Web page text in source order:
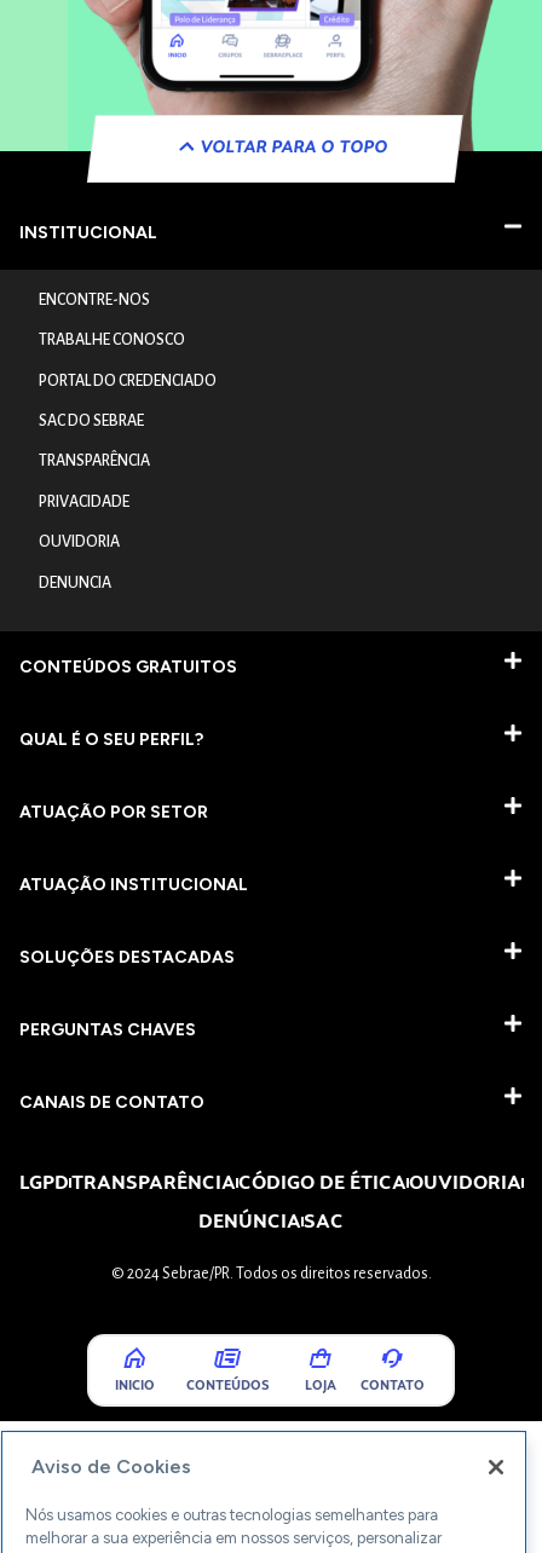
VOLTAR PARA O TOPO
INSTITUCIONAL
ENCONTRE-NOS
TRABALHE CONOSCO
PORTAL DO CREDENCIADO
SAC DO SEBRAE
TRANSPARÊNCIA
PRIVACIDADE
OUVIDORIA
DENUNCIA
CONTEÚDOS GRATUITOS
QUAL É O SEU PERFIL?
ATUAÇÃO POR SETOR
ATUAÇÃO INSTITUCIONAL
SOLUÇÕES DESTACADAS
PERGUNTAS CHAVES​
CANAIS DE CONTATO
LGPDTRANSPARÊNCIACÓDIGO DE ÉTICAOUVIDORIA
DENÚNCIASAC
© 2024 Sebrae/PR. Todos os direitos reservados.
INICIO CONTEÚDOS LOJA CONTATO
Aviso de Cookies
Nós usamos cookies e outras tecnologias semelhantes para
melhorar a sua experiência em nossos serviços, personalizar